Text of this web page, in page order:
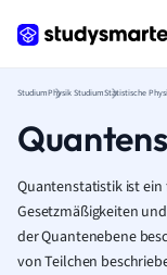
StudiumPhysik StudiumStatistische
Quantenstatistik ist ein
Gesetzmäßigkeiten
der Quantenebene
von Teilchen